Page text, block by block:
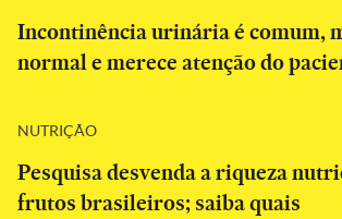
Incontinência urinária é comum,
normal e merece atenção do
NUTRIÇÃO
Pesquisa desvenda a riqueza
frutos brasileiros; saiba quais